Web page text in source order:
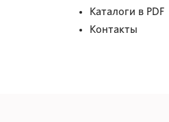
Каталоги в PDF
Контакты